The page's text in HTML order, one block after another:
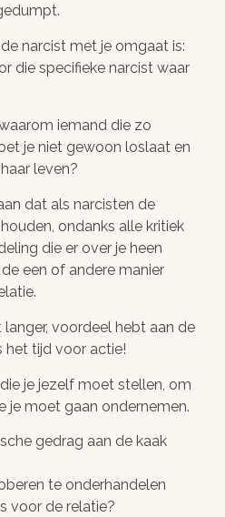
narcist met je omgaat is:
die specifieke narcist waar
iemand die zo
je niet gewoon loslaat en
leven?
dat als narcisten de
ondanks alle kritiek
die er over je heen
een of andere manier
langer, voordeel hebt aan de
het tijd voor actie!
je jezelf moet stellen, om
je moet gaan ondernemen.
gedrag aan de kaak
te onderhandelen
voor de relatie?